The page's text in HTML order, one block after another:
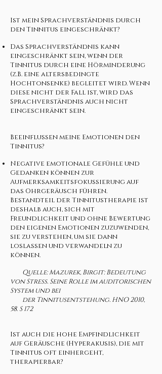
Ist mein Sprachverständnis durch
den Tinnitus eingeschränkt?
Das Sprachverständnis kann
eingeschränkt sein, wenn der
Tinnitus durch eine Hörminderung
(z.B. eine altersbedingte
Hochtonsenke) begleitet wird. Wenn
diese nicht der Fall ist, wird das
Sprachverständnis auch nicht
eingeschränkt sein.
Beeinflussen meine Emotionen den
Tinnitus?
Negative emotionale Gefühle und
Gedanken können zur
Aufmerksamkeitsfokussierung auf
das Ohrgeräusch führen.
Bestandteil der Tinnitustherapie ist
deshalb auch, sich mit
Freundlichkeit und ohne Bewertung
den eigenen Emotionen zuzuwenden,
sie zu verstehen, um sie dann
loslassen und verwandeln zu
können.
Quelle: Mazurek, Birgit: Bedeutung
von Stress. Seine Rolle im auditorischen
System und bei
der Tinnitusentstehung. HNO 2010,
58. S 172
Ist auch die hohe Empfindlichkeit
auf Geräusche (Hyperakusis), die mit
Tinnitus oft einhergeht,
therapierbar?